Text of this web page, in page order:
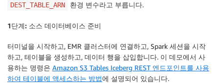
DEST_TABLE_ARN 환경 변수라고 부릅니다.
1단계: 소스 데이터베이스 준비
터미널을 시작하고, EMR 클러스터에 연결하고, Spark 세션을 시작
하고, 테이블을 생성하고, 데이터 행을 삽입합니다. 이 데모에서 사
용하는 명령은 Amazon S3 Tables Iceberg REST 엔드포인트를 사용
하여 테이블에 액세스하는 방법에 설명되어 있습니다.